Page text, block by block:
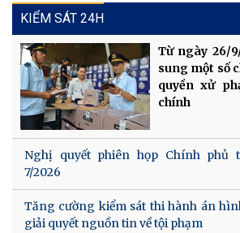
KIỂM SÁT 24H
Từ ngày 26/
sung một số
quyền xử
chính
Nghị quyết phiên họp Chính phủ
7/2026
Tăng cường kiểm sát thi hành án
giải quyết nguồn tin về tội phạm